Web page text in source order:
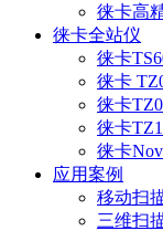
徕卡高
徕卡全站仪
徕卡
徕卡
徕卡
徕卡
徕卡
应用案例
移动扫
三维扫